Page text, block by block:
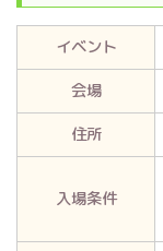
イベント
会場
住所
入場条件